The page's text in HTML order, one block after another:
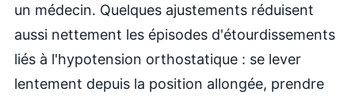
un médecin. Quelques ajustements réduisent
aussi nettement les épisodes d'étourdissements
liés à l'hypotension orthostatique : se lever
lentement depuis la position allongée, prendre